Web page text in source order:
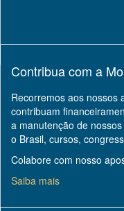
Contribua com a
Recorremos aos nossos
contribuam
a manutenção de
o Brasil, cursos,
Colabore com nosso
Saiba mais